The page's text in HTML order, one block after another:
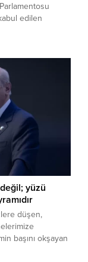
edilen
olmaktan
hatlarını
Raporun
yüzü
düşen,
başını okşayan
duasını